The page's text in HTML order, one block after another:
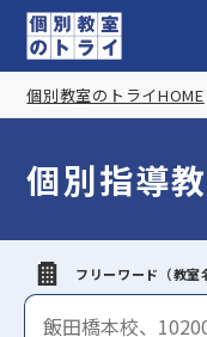
個別教室のトライHOME
個別指導
フリーワード（教